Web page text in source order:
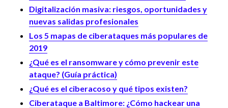
Digitalización masiva: riesgos, oportunidades y
nuevas salidas profesionales
Los 5 mapas de ciberataques más populares de
2019
¿Qué es el ransomware y cómo prevenir este
ataque? (Guía práctica)
¿Qué es el ciberacoso y qué tipos existen?
Ciberataque a Baltimore: ¿Cómo hackear una